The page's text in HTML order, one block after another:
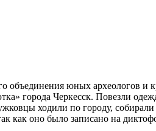
юных археологов и
города Черкесск. Повезли
ходили по городу, собирали
как оно было записано на